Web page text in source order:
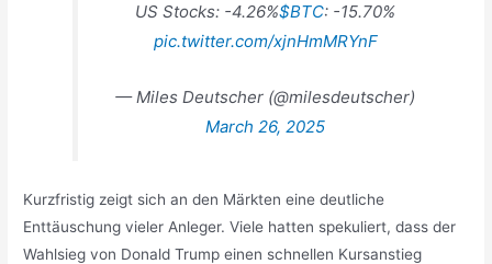
US Stocks: -4.26%$BTC: -15.70%
pic.twitter.com/xjnHmMRYnF
— Miles Deutscher (@milesdeutscher)
March 26, 2025
Kurzfristig zeigt sich an den Märkten eine deutliche
Enttäuschung vieler Anleger. Viele hatten spekuliert, dass der
Wahlsieg von Donald Trump einen schnellen Kursanstieg